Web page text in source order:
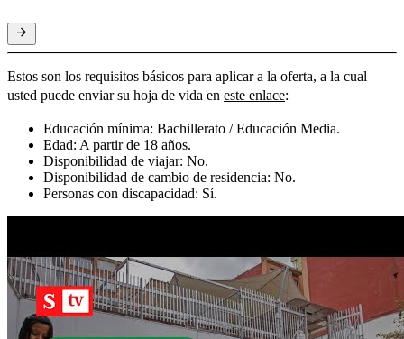
Estos son los requisitos básicos para aplicar a la oferta, a la cual
usted puede enviar su hoja de vida en este enlace:
Educación mínima: Bachillerato / Educación Media.
Edad: A partir de 18 años.
Disponibilidad de viajar: No.
Disponibilidad de cambio de residencia: No.
Personas con discapacidad: Sí.